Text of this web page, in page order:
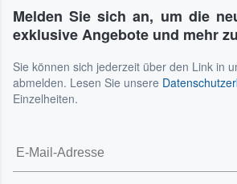
Melden Sie sich an, um die
exklusive Angebote und mehr
Sie können sich jederzeit über den Link in
abmelden. Lesen Sie unsere
Einzelheiten.